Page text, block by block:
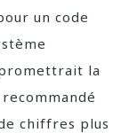
un code
la
chiffres plus